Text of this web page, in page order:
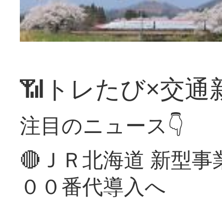
📶トレたび×交通
注目のニュース👇
🔴ＪＲ北海道 新型
００番代導入へ